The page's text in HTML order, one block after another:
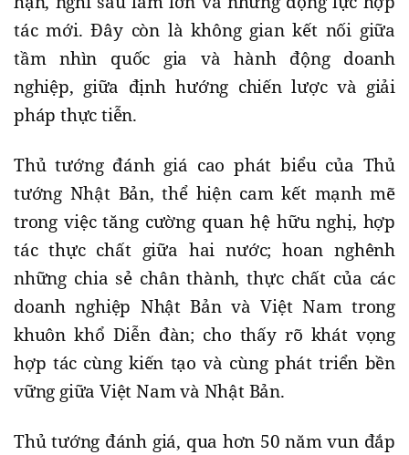
tác mới. Đây còn là không gian kết nối giữa
tầm nhìn quốc gia và hành động doanh
nghiệp, giữa định hướng chiến lược và giải
pháp thực tiễn.
Thủ tướng đánh giá cao phát biểu của Thủ
tướng Nhật Bản, thể hiện cam kết mạnh mẽ
trong việc tăng cường quan hệ hữu nghị, hợp
tác thực chất giữa hai nước; hoan nghênh
những chia sẻ chân thành, thực chất của các
doanh nghiệp Nhật Bản và Việt Nam trong
khuôn khổ Diễn đàn; cho thấy rõ khát vọng
hợp tác cùng kiến tạo và cùng phát triển bền
vững giữa Việt Nam và Nhật Bản.
Thủ tướng đánh giá, qua hơn 50 năm vun đắp